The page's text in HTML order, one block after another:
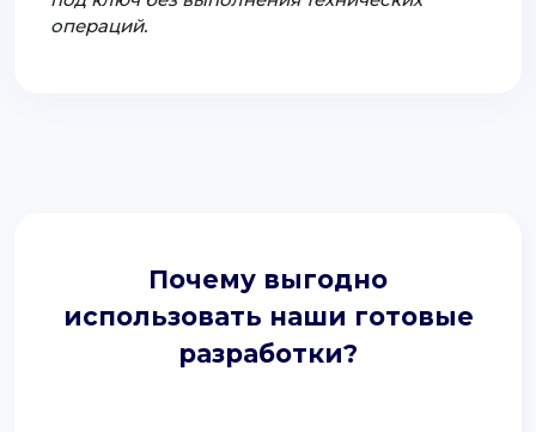
операций.
Почему выгодно
использовать наши готовые
разработки?